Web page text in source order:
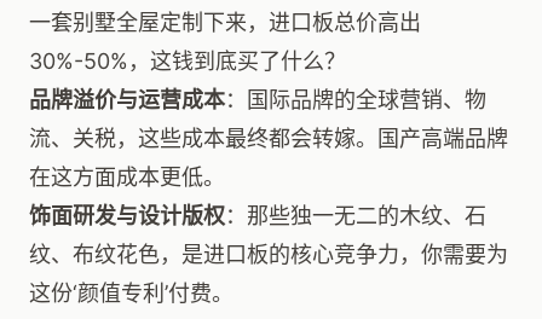
一套别墅全屋定制下来，进口板总价高出
30%-50%，这钱到底买了什么？
品牌溢价与运营成本：国际品牌的全球营销、物
流、关税，这些成本最终都会转嫁。国产高端品牌
在这方面成本更低。
饰面研发与设计版权：那些独一无二的木纹、石
纹、布纹花色，是进口板的核心竞争力，你需要为
这份‘颜值专利’付费。